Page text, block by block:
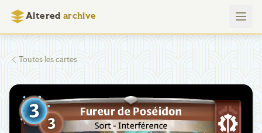
Altered archive
Toutes les cartes